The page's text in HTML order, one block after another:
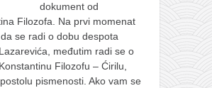
dokument od
Filozofa. Na prvi momenat
se radi o dobu despota
međutim radi se o
Filozofu – Ćirilu,
pismenosti. Ako vam se